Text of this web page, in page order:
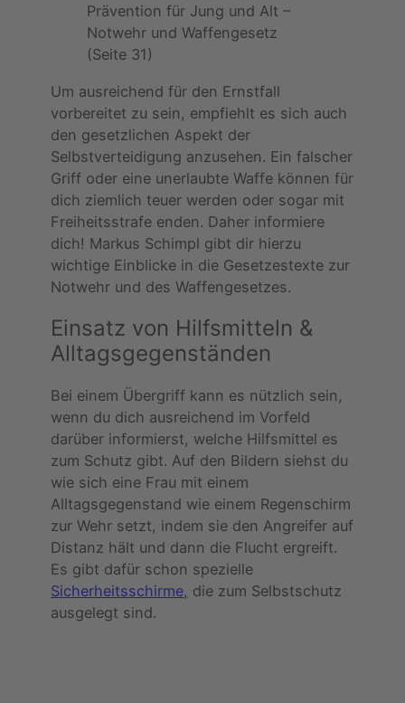
Prävention für Jung und Alt –
Notwehr und Waffengesetz
(Seite 31)
Um ausreichend für den Ernstfall
vorbereitet zu sein, empfiehlt es sich auch
den gesetzlichen Aspekt der
Selbstverteidigung anzusehen. Ein falscher
Griff oder eine unerlaubte Waffe können für
dich ziemlich teuer werden oder sogar mit
Freiheitsstrafe enden. Daher informiere
dich! Markus Schimpl gibt dir hierzu
wichtige Einblicke in die Gesetzestexte zur
Notwehr und des Waffengesetzes.
Einsatz von Hilfsmitteln &
Alltagsgegenständen
Bei einem Übergriff kann es nützlich sein,
wenn du dich ausreichend im Vorfeld
darüber informierst, welche Hilfsmittel es
zum Schutz gibt. Auf den Bildern siehst du
wie sich eine Frau mit einem
Alltagsgegenstand wie einem Regenschirm
zur Wehr setzt, indem sie den Angreifer auf
Distanz hält und dann die Flucht ergreift.
Es gibt dafür schon spezielle
Sicherheitsschirme, die zum Selbstschutz
ausgelegt sind.